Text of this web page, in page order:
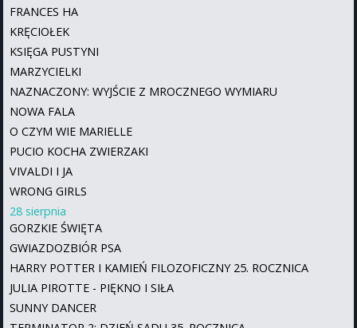
FRANCES HA
KRĘCIOŁEK
KSIĘGA PUSTYNI
MARZYCIELKI
NAZNACZONY: WYJŚCIE Z MROCZNEGO WYMIARU
NOWA FALA
O CZYM WIE MARIELLE
PUCIO KOCHA ZWIERZAKI
VIVALDI I JA
WRONG GIRLS
28 sierpnia
GORZKIE ŚWIĘTA
GWIAZDOZBIÓR PSA
HARRY POTTER I KAMIEŃ FILOZOFICZNY 25. ROCZNICA
JULIA PIROTTE - PIĘKNO I SIŁA
SUNNY DANCER